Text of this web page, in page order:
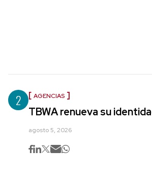
2 AGENCIAS
TBWA renueva su
agosto 5, 2026